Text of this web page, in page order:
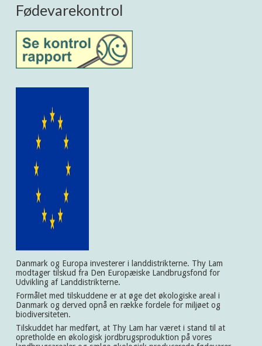
Fødevarekontrol
Danmark og Europa investerer i landdistrikterne. Thy Lam
modtager tilskud fra Den Europæiske Landbrugsfond for
Udvikling af Landdistrikterne.
Formålet med tilskuddene er at øge det økologiske areal i
Danmark og derved opnå en række fordele for miljøet og
biodiversiteten.
Tilskuddet har medført, at Thy Lam har været i stand til at
opretholde en økologisk jordbrugsproduktion på vores